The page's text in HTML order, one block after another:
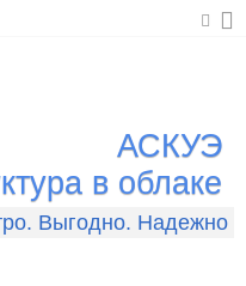
АСКУЭ
в облаке
Выгодно. Надежно